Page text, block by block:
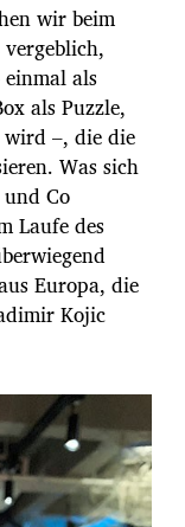
wir beim
einmal als
als Puzzle,
wird –, die die
Was sich
Co
Laufe des
Europa, die
Kojic